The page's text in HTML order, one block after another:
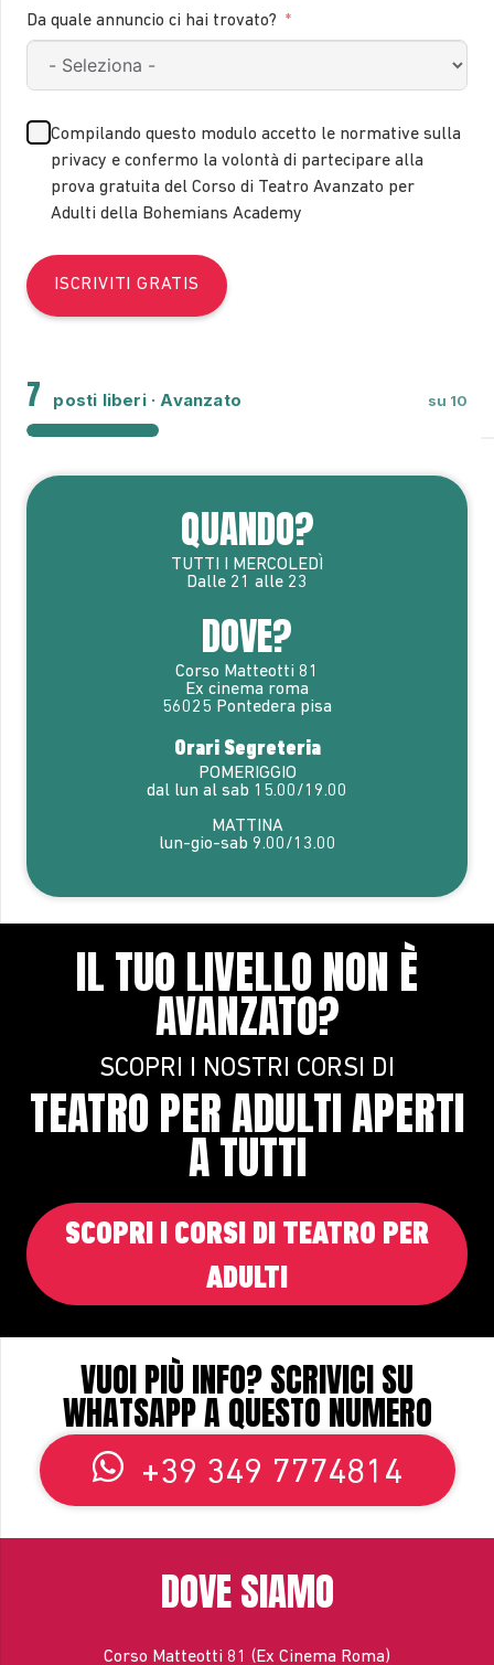
+1
Da quale annuncio ci hai trovato?
Compilando questo modulo accetto le normative sulla
privacy e confermo la volontà di partecipare alla
prova gratuita del Corso di Teatro Avanzato per
Adulti della Bohemians Academy
ISCRIVITI GRATIS
7 posti liberi · Avanzato su 10
QUANDO?
TUTTI I MERCOLEDÌ
Dalle 21 alle 23
DOVE?
Corso Matteotti 81
Ex cinema roma
56025 Pontedera pisa
Orari Segreteria
POMERIGGIO
dal lun al sab 15.00/19.00
MATTINA
lun-gio-sab 9.00/13.00
IL TUO LIVELLO NON È
AVANZATO?
SCOPRI I NOSTRI CORSI DI
TEATRO PER ADULTI APERTI
A TUTTI
SCOPRI I CORSI DI TEATRO PER
ADULTI
VUOI PIÙ INFO? SCRIVICI SU
WHATSAPP A QUESTO NUMERO
+39 349 7774814
DOVE SIAMO
Corso Matteotti 81 (Ex Cinema Roma)